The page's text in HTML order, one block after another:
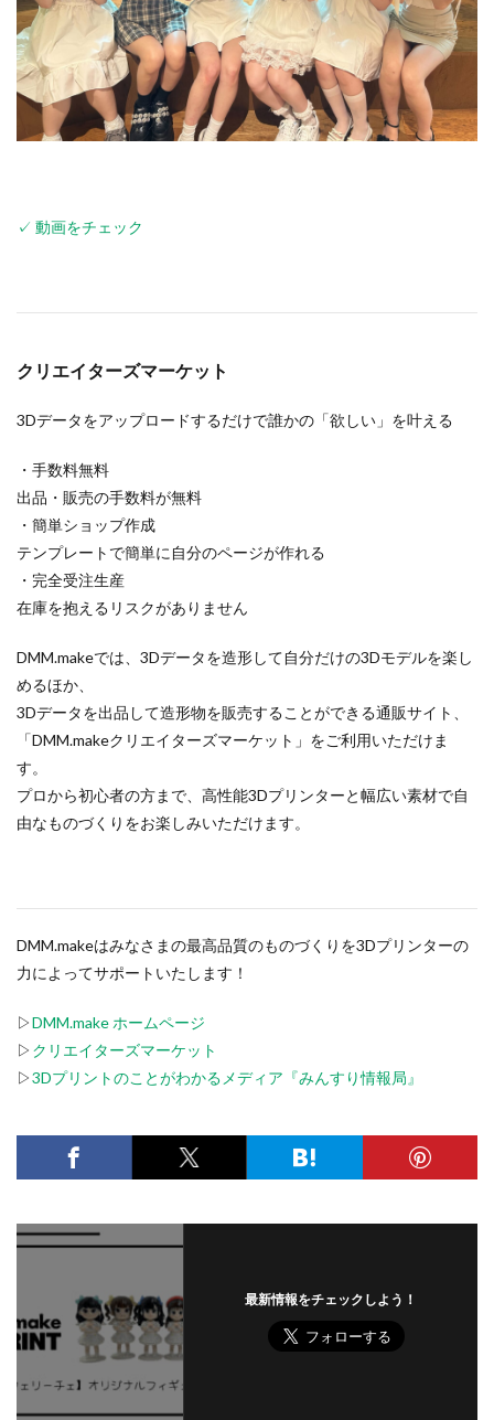
✓ 動画をチェック
クリエイターズマーケット
3Dデータをアップロードするだけで誰かの「欲しい」を叶える
・手数料無料
出品・販売の手数料が無料
・簡単ショップ作成
テンプレートで簡単に自分のページが作れる
・完全受注生産
在庫を抱えるリスクがありません
DMM.makeでは、3Dデータを造形して自分だけの3Dモデルを楽し
めるほか、
3Dデータを出品して造形物を販売することができる通販サイト、
「DMM.makeクリエイターズマーケット」をご利用いただけま
す。
プロから初心者の方まで、高性能3Dプリンターと幅広い素材で自
由なものづくりをお楽しみいただけます。
DMM.makeはみなさまの最高品質のものづくりを3Dプリンターの
力によってサポートいたします！
▷DMM.make ホームページ
▷ クリエイターズマーケット
▷3Dプリントのことがわかるメディア『みんすり情報局』
最新情報をチェックしよう！